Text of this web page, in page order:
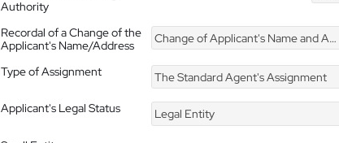
Authority
Recordal of a Change of the
Applicant's Name/Address
Change of Applicant's Name and Address
Type of Assignment The Standard Agent's Assignment
Applicant's Legal Status
Legal Entity